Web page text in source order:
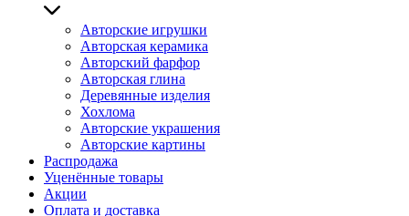
Авторские игрушки
Авторская керамика
Авторский фарфор
Авторская глина
Деревянные изделия
Хохлома
Авторские украшения
Авторские картины
Распродажа
Уценённые товары
Акции
Оплата и доставка